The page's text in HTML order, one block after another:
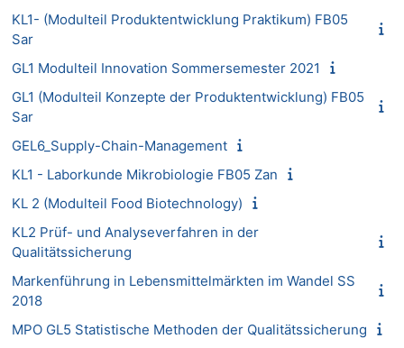
KL1- (Modulteil Produktentwicklung Praktikum) FB05
Sar
GL1 Modulteil Innovation Sommersemester 2021
GL1 (Modulteil Konzepte der Produktentwicklung) FB05
Sar
GEL6_Supply-Chain-Management
KL1 - Laborkunde Mikrobiologie FB05 Zan
KL 2 (Modulteil Food Biotechnology)
KL2 Prüf- und Analyseverfahren in der
Qualitätssicherung
Markenführung in Lebensmittelmärkten im Wandel SS
2018
MPO GL5 Statistische Methoden der Qualitätssicherung